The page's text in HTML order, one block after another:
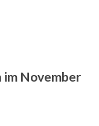
im November